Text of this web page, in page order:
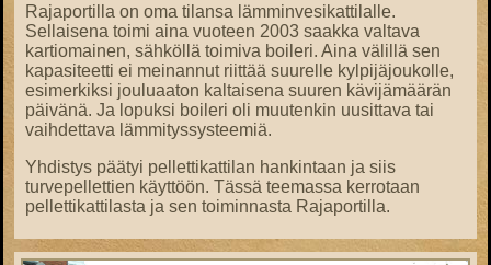
Rajaportilla on oma tilansa lämminvesikattilalle.
Sellaisena toimi aina vuoteen 2003 saakka valtava
kartiomainen, sähköllä toimiva boileri. Aina välillä sen
kapasiteetti ei meinannut riittää suurelle kylpijäjoukolle,
esimerkiksi jouluaaton kaltaisena suuren kävijämäärän
päivänä. Ja lopuksi boileri oli muutenkin uusittava tai
vaihdettava lämmityssysteemiä.
Yhdistys päätyi pellettikattilan hankintaan ja siis
turvepellettien käyttöön. Tässä teemassa kerrotaan
pellettikattilasta ja sen toiminnasta Rajaportilla.